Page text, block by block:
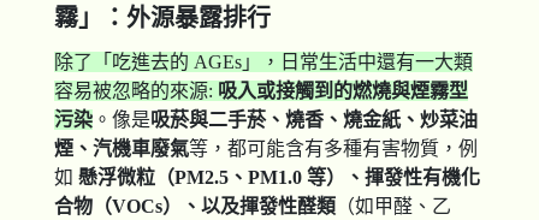
霧」：外源暴露排行
除了「吃進去的 AGEs」，日常生活中還有一大類
容易被忽略的來源: 吸入或接觸到的燃燒與煙霧型
污染 。像是吸菸與二手菸、燒香、燒金紙、炒菜油
煙、汽機車廢氣等，都可能含有多種有害物質，例
如 懸浮微粒（PM2.5 、PM1.0 等）、揮發性有機化
合物（VOCs）、以及揮發性醛類 （如甲醛、乙